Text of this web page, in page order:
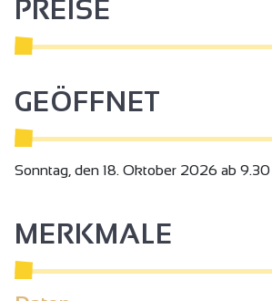
PREISE
GEÖFFNET
Sonntag, den 18. Oktober 2026 ab 9.30
MERKMALE